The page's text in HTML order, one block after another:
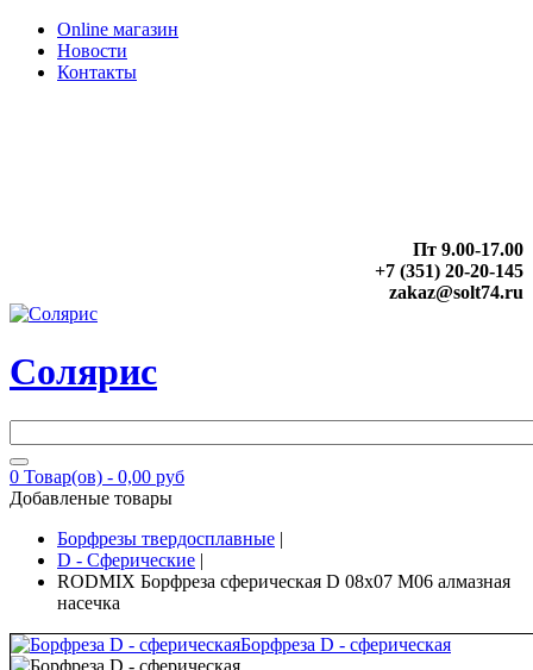
Online магазин
Новости
Контакты
Пт 9.00-17.00
+7 (351) 20-20-145
zakaz@solt74.ru
Солярис
0 Товар(ов) - 0,00 руб
Добавленые товары
Борфрезы твердосплавные |
D - Сферические |
RODMIX Борфреза сферическая D 08х07 M06 алмазная
насечка
Борфреза D - сферическая